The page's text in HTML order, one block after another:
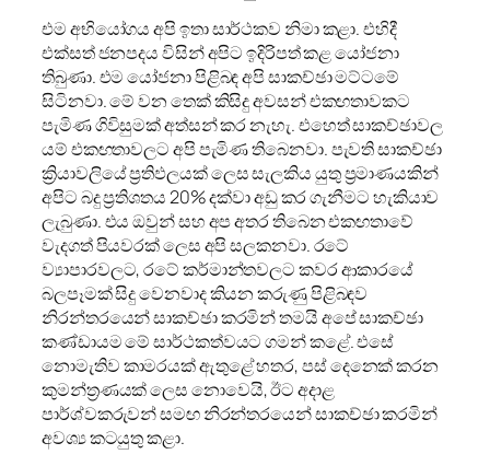
එම අභියෝගය අපි ඉතා සාර්ථකව නිමා කළා. එහිදී
එක්සත් ජනපදය විසින් අපිට ඉදිරිපත් කළ යෝජනා
තිබුණා. එම යෝජනා පිළිබඳ අපි සාකච්ඡා මට්ටමේ
සිටිනවා. මේ වන තෙක් කිසිදු අවසන් එකඟතාවකට
පැමිණ ගිවිසුමක් අත්සන් කර නැහැ. එහෙත් සාකච්ඡාවල
යම් එකඟතාවලට අපි පැමිණ තිබෙනවා. පැවති සාකච්ඡා
ක්‍රියාවලියේ ප්‍රතිඵලයක් ලෙස සැලකිය යුතු ප්‍රමාණයකින්
අපිට බදු ප්‍රතිශතය 20% දක්වා අඩු කර ගැනීමට හැකියාව
ලැබුණා. එය ඔවුන් සහ අප අතර තිබෙන එකඟතාවේ
වැදගත් පියවරක් ලෙස අපි සලකනවා. රටේ
ව්‍යාපාරවලට, රටේ කර්මාන්තවලට කවර ආකාරයේ
බලපෑමක් සිදු වෙනවාද කියන කරුණු පිළිබඳව
නිරන්තරයෙන් සාකච්ඡා කරමින් තමයි අපේ සාකච්ඡා
කණ්ඩායම මේ සාර්ථකත්වයට ගමන් කළේ. එසේ
නොමැතිව කාමරයක් ඇතුළේ හතර, පස් දෙනෙක් කරන
කුමන්ත්‍රණයක් ලෙස නොවෙයි, ඊට අදාළ
පාර්ශ්වකරුවන් සමඟ නිරන්තරයෙන් සාකච්ඡා කරමින්
අවශ්‍ය කටයුතු කළා.